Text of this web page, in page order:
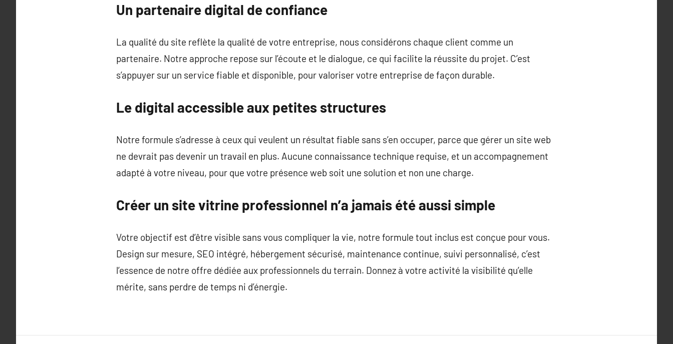
Un partenaire digital de confiance
La qualité du site reflète la qualité de votre entreprise, nous considérons chaque client comme un
partenaire. Notre approche repose sur l’écoute et le dialogue, ce qui facilite la réussite du projet. C’est
s’appuyer sur un service fiable et disponible, pour valoriser votre entreprise de façon durable.
Le digital accessible aux petites structures
Notre formule s’adresse à ceux qui veulent un résultat fiable sans s’en occuper, parce que gérer un site web
ne devrait pas devenir un travail en plus. Aucune connaissance technique requise, et un accompagnement
adapté à votre niveau, pour que votre présence web soit une solution et non une charge.
Créer un site vitrine professionnel n’a jamais été aussi simple
Votre objectif est d’être visible sans vous compliquer la vie, notre formule tout inclus est conçue pour vous.
Design sur mesure, SEO intégré, hébergement sécurisé, maintenance continue, suivi personnalisé, c’est
l’essence de notre offre dédiée aux professionnels du terrain. Donnez à votre activité la visibilité qu’elle
mérite, sans perdre de temps ni d’énergie.